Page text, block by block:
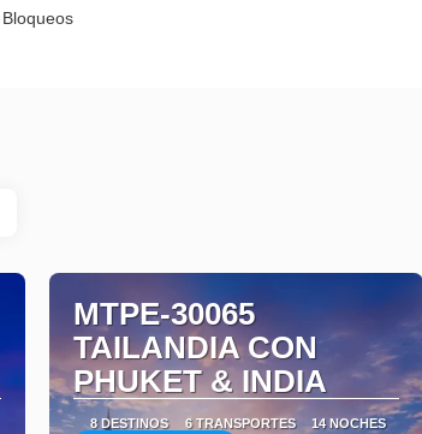
Bloqueos
MTPE-30065
TAILANDIA CON
PHUKET & INDIA
8 DESTINOS 6 TRANSPORTES 14 NOCHES